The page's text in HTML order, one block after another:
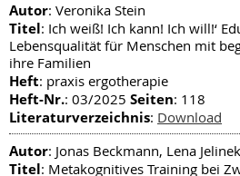
Autor: Veronika Stein
Titel: Ich weiß! Ich kann! Ich will!‘
Lebensqualität für Menschen mit
ihre Familien
Heft: praxis ergotherapie
Heft-Nr.: 03/2025 Seiten: 118
Literaturverzeichnis: Download
Autor: Jonas Beckmann, Lena
Titel: Metakognitives Training bei